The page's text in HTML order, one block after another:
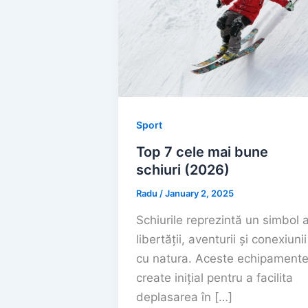
Sport
Top 7 cele mai bune
schiuri (2026)
Radu /January 2, 2025
Schiurile reprezintă un simbol
libertății, aventurii și conexiunii
cu natura. Aceste
create inițial pentru a facilita
deplasarea în […]